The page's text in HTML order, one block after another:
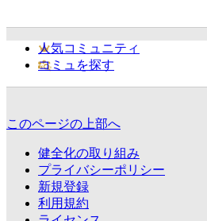
人気コミュニティ
コミュを探す
このページの上部へ
健全化の取り組み
プライバシーポリシー
新規登録
利用規約